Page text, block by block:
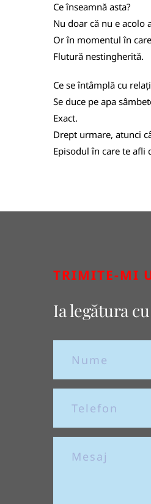
Ce înseamnă asta?
Nu doar că nu e acolo
Or în momentul în
Flutură nestingherită.
Ce se întâmplă cu
Se duce pe apa
Exact.
Drept urmare, atunci
Episodul în care te afli
TRIMITE-MI
Ia legătura